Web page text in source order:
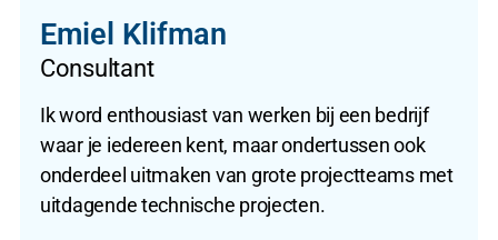
Emiel Klifman
Consultant
Ik word enthousiast van werken bij een bedrijf
waar je iedereen kent, maar ondertussen ook
onderdeel uitmaken van grote projectteams met
uitdagende technische projecten.